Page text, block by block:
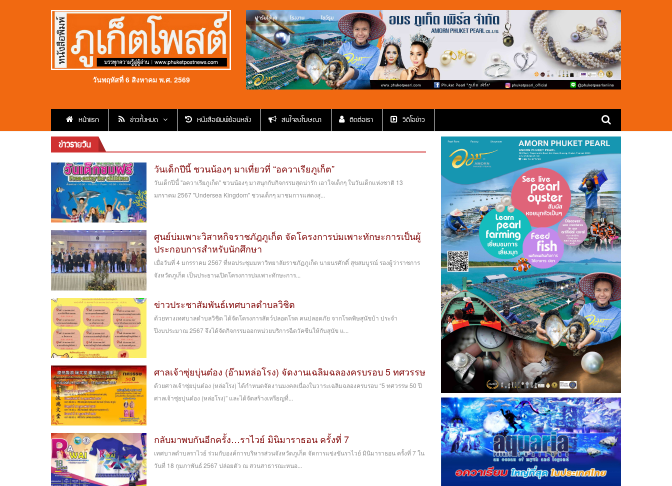
วันพฤหัสที่ 6 สิงหาคม พ.ศ. 2569
หน้าแรก ข่าวทั้งหมด หนังสือพิมพ์ย้อนหลัง สนใจลงโฆษณา ติดต่อเรา วีดีโอข่าว
ข่าวรายวัน
วันเด็กปีนี้ ชวนน้องๆ มาเที่ยวที่ “อควาเรียภูเก็ต”
วันเด็กปีนี้ "อควาเรียภูเก็ต" ชวนน้องๆ มาสนุกกับกิจกรรมสุดน่ารัก เอาใจเด็กๆ ในวันเด็กแห่งชาติ 13
มกราคม 2567 "Undersea Kingdom" ชวนเด็กๆ มาชมการแสดงสุ...
ศูนย์บ่มเพาะวิสาหกิจราชภัฎภูเก็ต จัดโครงการบ่มเพาะทักษะการเป็นผู้
ประกอบการสำหรับนักศึกษา
เมื่อวันที่ 4 มกรราคม 2567 ที่หอประชุมมหาวิทยาลัยราชภัฏภูเก็ต นายนรศักดิ์ สุขสมบูรณ์ รองผู้ว่าราชการ
จังหวัดภูเก็ต เป็นประธานเปิดโครงการบ่มเพาะทักษะการ...
ข่าวประชาสัมพันธ์เทศบาลตำบลวิชิต
ด้วยทางเทศบาลตำบลวิชิต ได้จัดโครงการสัตว์ปลอดโรค คนปลอดภัย จากโรคพิษสุนัขบ้า ประจำ
ปีงบประมาณ 2567 จึงได้จัดกิจกรรมออกหน่วยบริการฉีดวัคซีนให้กับสุนัข แ...
ศาลเจ้าซุ่ยบุ่นต๋อง (อ๊ามหล่อโรง) จัดงานเฉลิมฉลองครบรอบ 5 ทศวรรษ
ด้วยศาลเจ้าซุ่ยบุ่นต๋อง (หล่อโรง) ได้กำหนดจัดงานมงคลเนื่องในวาระเฉลิมฉลองครบรอบ “5 ทศวรรษ 50 ปี
ศาลเจ้าซุ่ยบุ่นต๋อง (หล่อโรง)” และได้จัดสร้างเหรียญที่...
กลับมาพบกันอีกครั้ง…ราไวย์ มินิมาราธอน ครั้งที่ 7
เทศบาลตำบลราไวย์ ร่วมกับองค์การบริหารส่วนจังหวัดภูเก็ต จัดการแข่งขันราไวย์ มินิมาราธอน ครั้งที่ 7 ใน
วันที่ 18 กุมภาพันธ์ 2567 ปล่อยตัว ณ สวนสาธารณะหนอ...